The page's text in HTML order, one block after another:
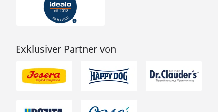
Exklusiver Partner von